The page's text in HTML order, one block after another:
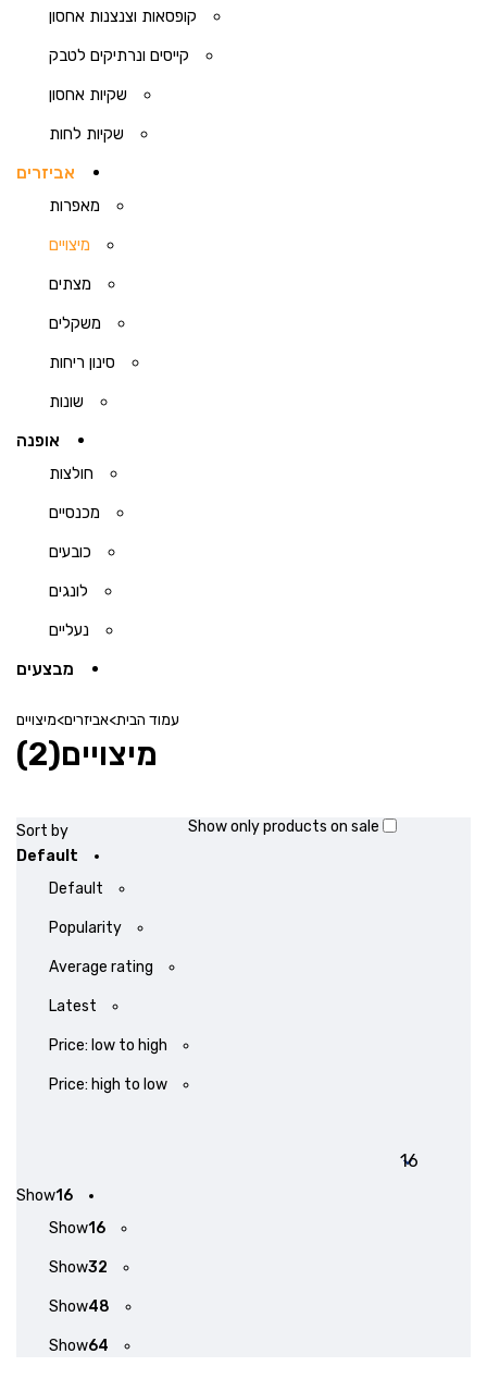
קופסאות וצנצנות אחסון
קייסים ונרתיקים לטבק
שקיות אחסון
שקיות לחות
אביזרים
מאפרות
מיצויים
מצתים
משקלים
סינון ריחות
שונות
אופנה
חולצות
מכנסיים
כובעים
לונגים
נעליים
מבצעים
עמוד הבית>אביזרים>מיצויים
מיצויים(2)
Sort by
Default
Default
Popularity
Average rating
Latest
Price: low to high
Price: high to low
Show16
Show16
Show32
Show48
Show64